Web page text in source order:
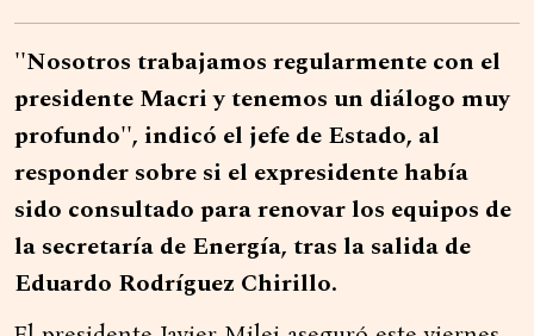
''Nosotros trabajamos regularmente con el
presidente Macri y tenemos un diálogo muy
profundo'', indicó el jefe de Estado, al
responder sobre si el expresidente había
sido consultado para renovar los equipos de
la secretaría de Energía, tras la salida de
Eduardo Rodríguez Chirillo.